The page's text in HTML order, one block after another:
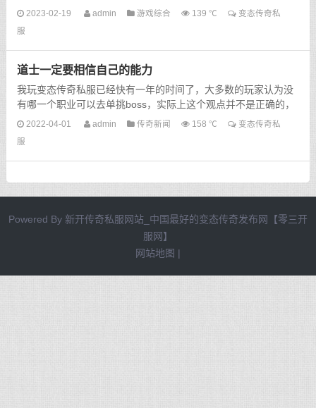
点我个人是不赞同的，因为我坚信战士职业总会有强大的...
2023-02-19 admin 游戏综合 139 ℃
变态传奇私
服
道士一定要相信自己的能力
我玩变态传奇私服已经快有一年的时间了，大多数的玩家认为没
有哪一个职业可以去单挑boss，实际上这个观点并不是正确的，
道士这个职业就可以挑战一些boss，而且还不是非常困难的...
2022-04-01 admin 传奇新闻 158 ℃
变态传奇私
服
Powered By 新开传奇私服网站_中国最好的变态传奇发布网【零三开
服网】
网站地图 |